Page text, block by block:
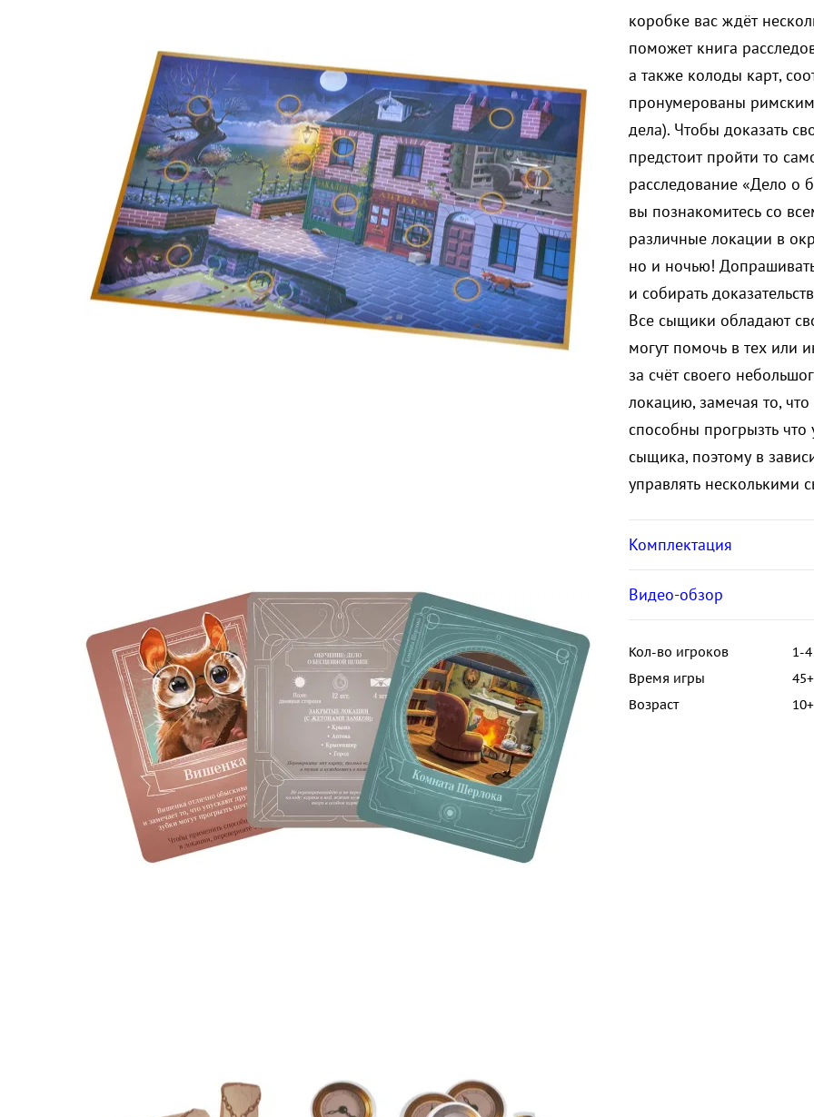
коробке вас ждёт
поможет книга
а также колоды карт,
пронумерованы
дела). Чтобы доказать
предстоит пройти то
расследование «Дело о
вы познакомитесь со
различные локации в
но и ночью!
и собирать
Все сыщики обладают
могут помочь в тех или
за счёт своего
локацию, замечая то,
способны прогрызть
сыщика, поэтому в
управлять несколькими
Комплектация
Видео-обзор
Кол-во игроков
1-4
Время игры
Возраст
10+